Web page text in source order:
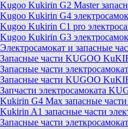
Kugoo Kukirin G2 Master
Kugoo Kukirin G4
Kugoo Kukirin C1 pro
Kugoo Kukirin G3
Электросамокат и запасные
Запасные части KUGOO
Запасные части
Запасные части KUGOO
Запчасти электросамоката
Kukirin G4 Max запасные части
Kukirin A1 запасные части
Запасные части